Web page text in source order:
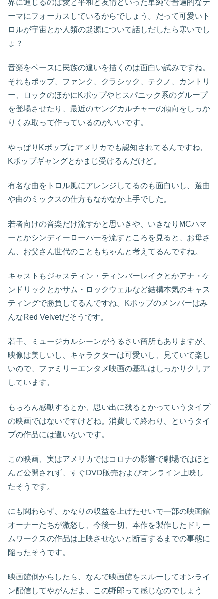
界に通じるのは愛と平和と友情といった単純で普遍的なテ
ーマにフォーカスしているからでしょう。だって可愛いト
ロルが宇宙とか人類の起源について話しだしたら寒いでし
ょ？
音楽をベースに民族の違いを描くのは面白い試みですね。
それもポップ、ファンク、クラシック、テクノ、カントリ
ー、ロックのほかにKポップやヒスパニック系のグループ
を登場させたり、最近のヤングカルチャーの傾向をしっか
りくみ取って作っているのがいいです。
やっぱりKポップはアメリカでも認知されてるんですね。
Kポップギャングとかまじ受けるんだけど。
有名な曲をトロル風にアレンジしてるのも面白いし、選曲
や曲のミックスの仕方もなかなか上手でした。
若者向けの音楽だけ流すかと思いきや、いきなりMCハマ
ーとかシンディーローパーを流すところを見ると、お母さ
ん、お父さん世代のこともちゃんと考えてるんですね。
キャストもジャスティン・ティンバーレイクとかアナ・ケ
ンドリックとかサム・ロックウェルなど結構本気のキャス
ティングで勝負してるんですね。Kポップのメンバーはみ
んなRed Velvetだそうです。
若干、ミュージカルシーンがうるさい箇所もありますが、
映像は美しいし、キャラクターは可愛いし、見ていて楽し
いので、ファミリーエンタメ映画の基準はしっかりクリア
しています。
もちろん感動するとか、思い出に残るとかっていうタイプ
の映画ではないですけどね。消費して終わり、というタイ
プの作品には違いないです。
この映画、実はアメリカではコロナの影響で劇場ではほと
んど公開されず、すぐDVD販売およびオンライン上映し
たそうです。
にも関わらず、かなりの収益を上げたせいで一部の映画館
オーナーたちが激怒し、今後一切、本作を製作したドリー
ムワークスの作品は上映させないと断言するまでの事態に
陥ったそうです。
映画館側からしたら、なんで映画館をスルーしてオンライ
ン配信してやがんだよ、この野郎って感じなのでしょう